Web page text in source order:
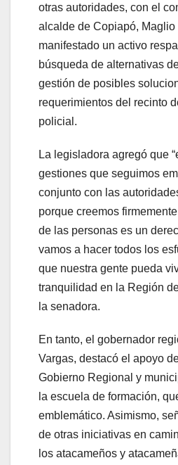
otras autoridades, con el
alcalde de Copiapó,
manifestado un activo
búsqueda de alternativas
gestión de posibles
requerimientos del recinto
policial.
La legisladora agregó que
gestiones que seguimos
conjunto con las
porque creemos
de las personas es un
vamos a hacer todos los
que nuestra gente pueda
tranquilidad en la Región
la senadora.
En tanto, el gobernador
Vargas, destacó el apoyo
Gobierno Regional y
la escuela de formación,
emblemático. Asimismo,
de otras iniciativas en
los atacameños y